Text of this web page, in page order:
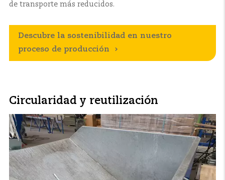
de transporte más reducidos.
Descubre la sostenibilidad en nuestro
proceso de producción
Circularidad y reutilización